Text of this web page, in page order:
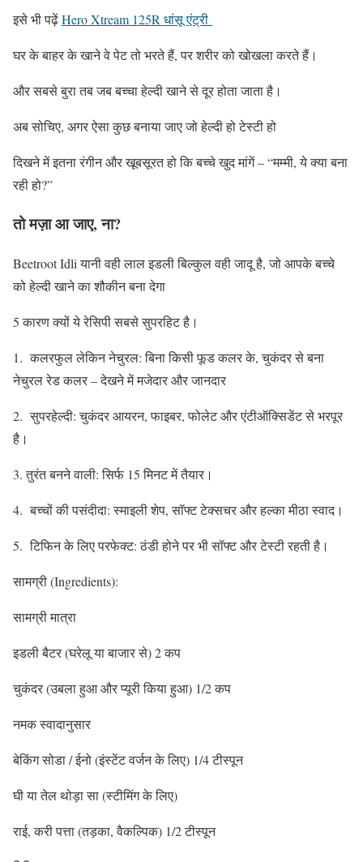
इसे भी पढ़ेंHero Xtream 125R धांसू एंट्री
घर के बाहर के खाने वे पेट तो भरते हैं, पर शरीर को खोखला करते हैं।
और सबसे बुरा तब जब बच्चा हेल्दी खाने से दूर होता जाता है।
अब सोचिए, अगर ऐसा कुछ बनाया जाए जो हेल्दी होटेस्टी हो
दिखने में इतना रंगीन और खूबसूरत हो कि बच्चे खुद मांगें – “मम्मी, ये क्या बना
रही हो?”
तो मज़ा आ जाए, ना?
Beetroot Idli यानी वही लाल इडली बिल्कुल वही जादू है, जो आपके बच्चे
को हेल्दी खाने का शौकीन बना देगा
5 कारण क्यों ये रेसिपी सबसे सुपरहिट है।
1. कलरफुल लेकिन नेचुरल: बिना किसी फूड कलर के, चुकंदर से बना
नेचुरल रेड कलर – देखने में मजेदार और जानदार
2. सुपरहेल्दी: चुकंदर आयरन, फाइबर, फोलेट और एंटीऑक्सिडेंट से भरपूर
है।
3. तुरंत बनने वाली: सिर्फ 15 मिनट में तैयार।
4. बच्चों की पसंदीदा: स्माइली शेप, सॉफ्ट टेक्सचर और हल्का मीठा स्वाद।
5. टिफिन के लिए परफेक्ट: ठंडी होने पर भी सॉफ्ट और टेस्टी रहती है।
सामग्री (Ingredients):
सामग्री मात्रा
इडली बैटर (घरेलू या बाजार से) 2 कप
चुकंदर (उबला हुआ और प्यूरी किया हुआ) 1/2 कप
नमक स्वादानुसार
बेकिंग सोडा / ईनो (इंस्टेंट वर्जन के लिए) 1/4 टीस्पून
घी या तेल थोड़ा सा (स्टीमिंग के लिए)
राई, करी पत्ता (तड़का, वैकल्पिक) 1/2 टीस्पून